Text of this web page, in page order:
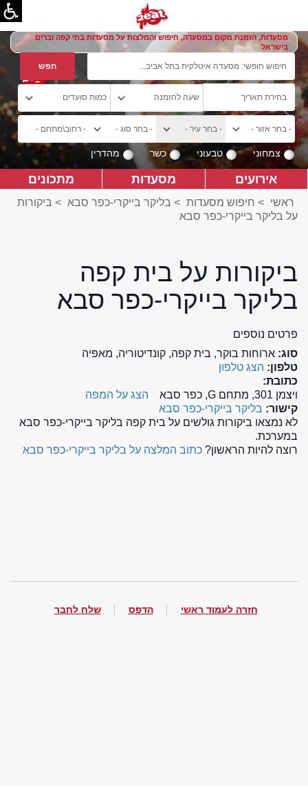
מסעדות, הזמנת מקום במסעדה, חיפוש והמלצות על מסעדות בתי קפה וברים
בישראל
צמחוני טבעוני כשר מהדרין
אירועים מסעדות מתכונים
ראשי > חיפוש מסעדות > בליקר בייקרי-כפר סבא > ביקורות
על בליקר בייקרי-כפר סבא
ביקורות על בית קפה
בליקר בייקרי-כפר סבא
פרטים נוספים
סוג: ארוחות בוקר, בית קפה, קונדיטוריה, מאפיה
טלפון: הצג טלפון
כתובת:
ויצמן 301, מתחם G, כפר סבא
הצג על המפה
קישור: בליקר בייקרי-כפר סבא
לא נמצאו ביקורות גולשים על בית קפה בליקר בייקרי-כפר סבא
במערכת.
רוצה להיות הראשון? כתוב המלצה על בליקר בייקרי-כפר סבא
חזרה לעמוד ראשי הדפס שלח לחבר